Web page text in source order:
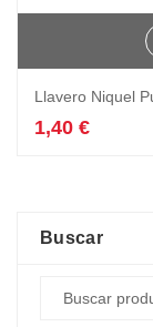
Llavero Niquel
1,40 €
Buscar